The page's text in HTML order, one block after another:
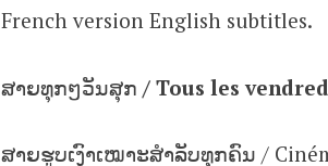
French version English subtitles.
ສາຍທຸກໆວັນສຸກ / Tous les
ສາຍຮູບເງົາເໝາະສຳລັບທຸກຄົນ /